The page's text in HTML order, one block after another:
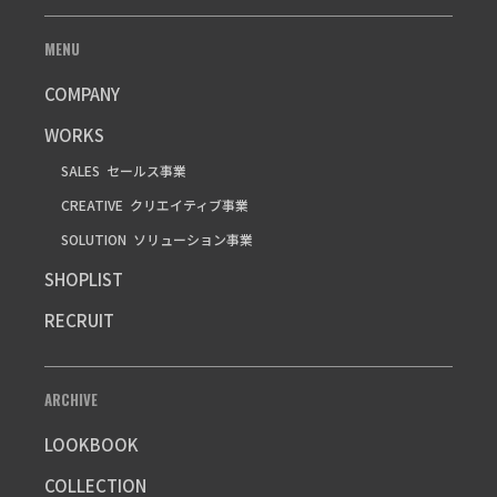
MENU
COMPANY
WORKS
SALES セールス事業
CREATIVE クリエイティブ事業
SOLUTION ソリューション事業
SHOPLIST
RECRUIT
ARCHIVE
LOOKBOOK
COLLECTION